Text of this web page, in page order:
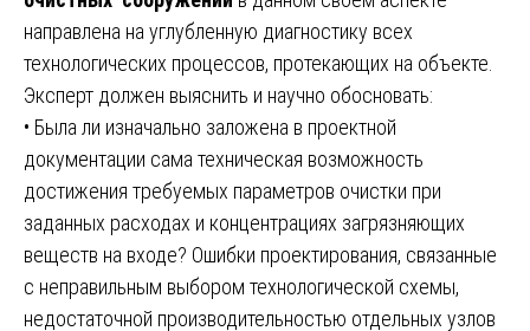
направлена на углубленную диагностику всех
технологических процессов, протекающих на объекте.
Эксперт должен выяснить и научно обосновать:
• Была ли изначально заложена в проектной
документации сама техническая возможность
достижения требуемых параметров очистки при
заданных расходах и концентрациях загрязняющих
веществ на входе? Ошибки проектирования, связанные
с неправильным выбором технологической схемы,
недостаточной производительностью отдельных узлов